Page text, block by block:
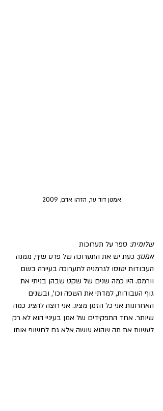
אמנון דוד ער, הזהו אדם, 2009
שלומית: ספר על תערוכות
אמנון: כעת יש את התערוכה של פרס שיף, ממנה
העבודות יטוסו לגרמניה לתערוכה בעיירה בשם
וורמס. היו כמה שנים של שקט שבהן בניתי את
גוף העבודות, למדתי את השפה וכו', ובשנים
האחרונות אני כל הזמן מציג. אני רוצה להציג כמה
שיותר. אחד התפקידים של אמן בעיניי הוא לא רק
לעשות את מה שהוא עושה אלא גם לחשוף אותו